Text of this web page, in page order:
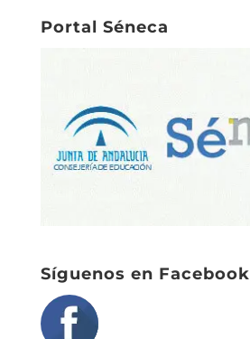
Portal Séneca
Síguenos en Facebook